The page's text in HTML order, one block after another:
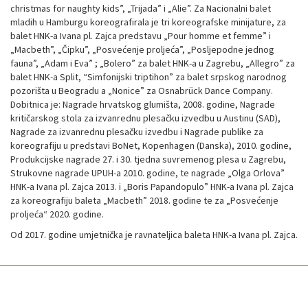
christmas for naughty kids”, „Trijada” i „Alie”. Za Nacionalni balet
mladih u Hamburgu koreografirala je tri koreografske minijature, za
balet HNK-a Ivana pl. Zajca predstavu „Pour homme et femme” i
„Macbeth”, „Čipku”, „Posvećenje proljeća”, „Posljepodne jednog
fauna”, „Adam i Eva” ; „Bolero” za balet HNK-a u Zagrebu, „Allegro” za
balet HNK-a Split, “Simfonijski triptihon” za balet srpskog narodnog
pozorišta u Beogradu a „Nonice” za Osnabrück Dance Company.
Dobitnica je: Nagrade hrvatskog glumišta, 2008. godine, Nagrade
kritičarskog stola za izvanrednu plesačku izvedbu u Austinu (SAD),
Nagrade za izvanrednu plesačku izvedbu i Nagrade publike za
koreografiju u predstavi BoNet, Kopenhagen (Danska), 2010. godine,
Produkcijske nagrade 27. i 30. tjedna suvremenog plesa u Zagrebu,
Strukovne nagrade UPUH-a 2010. godine, te nagrade „Olga Orlova”
HNK-a Ivana pl. Zajca 2013. i „Boris Papandopulo” HNK-a Ivana pl. Zajca
za koreografiju baleta „Macbeth” 2018. godine te za „Posvećenje
proljeća“ 2020. godine.
Od 2017. godine umjetnička je ravnateljica baleta HNK-a Ivana pl. Zajca.